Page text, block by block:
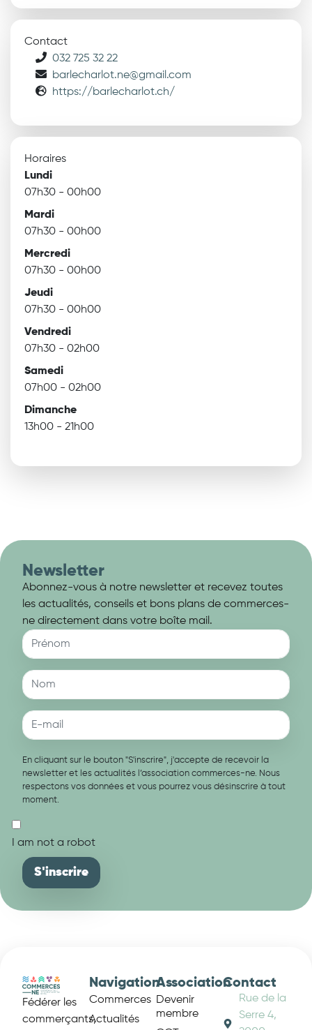
Contact
032 725 32 22
barlecharlot.ne@gmail.com
https://barlecharlot.ch/
Horaires
Lundi
07h30 - 00h00
Mardi
07h30 - 00h00
Mercredi
07h30 - 00h00
Jeudi
07h30 - 00h00
Vendredi
07h30 - 02h00
Samedi
07h00 - 02h00
Dimanche
13h00 - 21h00
Newsletter
Abonnez-vous à notre newsletter et recevez toutes
les actualités, conseils et bons plans de commerces-
ne directement dans votre boîte mail.
En cliquant sur le bouton "S'inscrire", j'accepte de recevoir la
newsletter et les actualités l’association commerces-ne. Nous
respectons vos données et vous pourrez vous désinscrire à tout
moment.
I am not a robot
Fédérer les
commerçants,
Navigation
Commerces
Actualités
Association
Devenir
membre
Contact
Rue de la
Serre 4,